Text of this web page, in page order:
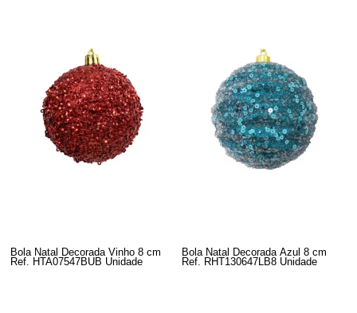
Bola Natal Decorada Vinho 8 cm
Ref. HTA07547BUB Unidade
Bola Natal Decorada Azul 8 cm
Ref. RHT130647LB8 Unidade